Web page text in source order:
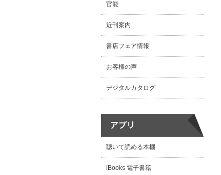
官能
近刊案内
書店フェア情報
お客様の声
デジタルカタログ
聴いて読める本棚
iBooks 電子書籍